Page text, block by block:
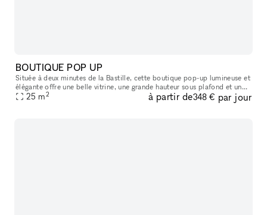
BOUTIQUE POP UP
Située à deux minutes de la Bastille, cette boutique pop-up lumineuse et
élégante offre une belle vitrine, une grande hauteur sous plafond et un
agencement idéal pour tous vos projets : showroom, exp
25 m2 à partir de348 € par jour